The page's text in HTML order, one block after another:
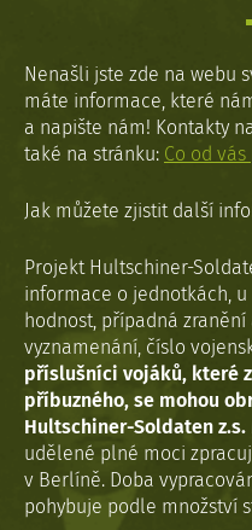
Nenašli jste zde na webu
máte informace, které
a napište nám! Kontakty
také na stránku: Co od
Jak můžete zjistit další
Projekt Hultschiner-
informace o jednotkách,
hodnost, případná
vyznamenání, číslo
příslušníci vojáků, které
příbuzného, se mohou
Hultschiner-Soldaten z.s.
udělené plné moci
v Berlíně. Doba
pohybuje podle množství